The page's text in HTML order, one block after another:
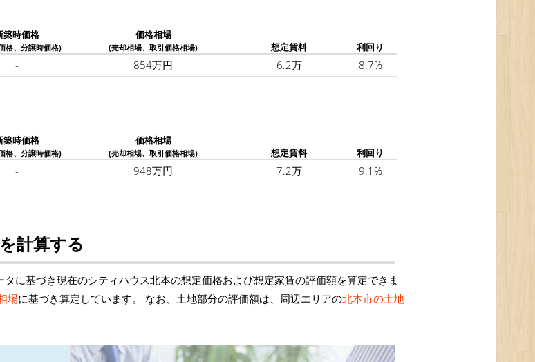
築時価格
格、分譲時価格)
価格相場
(売却相場、取引価格相場) 想定賃料 利回り
- 854万円 6.2万 8.7%
築時価格
格、分譲時価格)
価格相場
(売却相場、取引価格相場) 想定賃料 利回り
- 948万円 7.2万 9.1%
計算する
に基づき現在のシティハウス北本の想定価格および想定家賃の評価額を算定できま
場に基づき算定しています。 なお、土地部分の評価額は、周辺エリアの北本市の土地